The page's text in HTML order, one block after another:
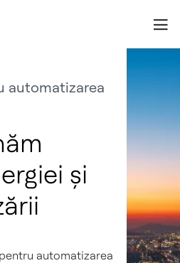
automatizarea
și
automatizarea